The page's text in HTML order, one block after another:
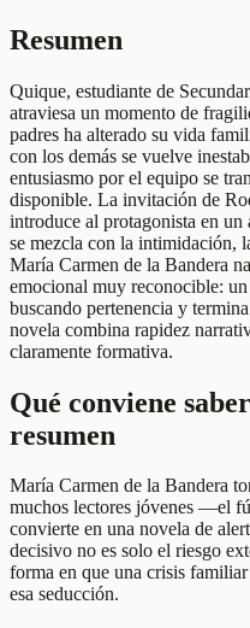
Resumen
Quique, estudiante de
atraviesa un momento de
padres ha alterado su vida
con los demás se vuelve
entusiasmo por el equipo se
disponible. La invitación de
introduce al protagonista en
se mezcla con la intimidación,
María Carmen de la Bandera
emocional muy reconocible:
buscando pertenencia y
novela combina rapidez
claramente formativa.
Qué conviene
resumen
María Carmen de la Bandera
muchos lectores jóvenes —el
convierte en una novela de
decisivo no es solo el riesgo
forma en que una crisis
esa seducción.